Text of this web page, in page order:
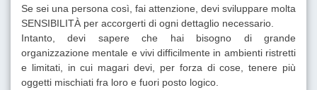
Se sei una persona così, fai attenzione, devi sviluppare molta
SENSIBILITÀ per accorgerti di ogni dettaglio necessario.
Intanto, devi sapere che hai bisogno di grande
organizzazione mentale e vivi difficilmente in ambienti ristretti
e limitati, in cui magari devi, per forza di cose, tenere più
oggetti mischiati fra loro e fuori posto logico.